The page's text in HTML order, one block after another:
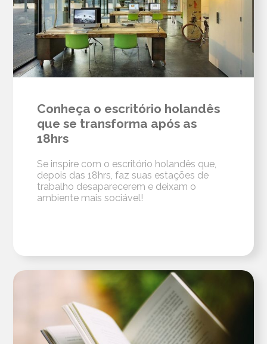
Conheça o escritório holandês
que se transforma após as
18hrs
Se inspire com o escritório holandês que,
depois das 18hrs, faz suas estações de
trabalho desaparecerem e deixam o
ambiente mais sociável!